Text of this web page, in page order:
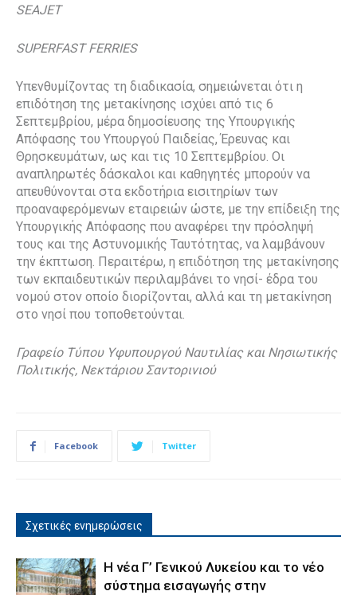
SEAJET
SUPERFAST FERRIES
Υπενθυμίζοντας τη διαδικασία, σημειώνεται ότι η
επιδότηση της μετακίνησης ισχύει από τις 6
Σεπτεμβρίου, μέρα δημοσίευσης της Υπουργικής
Απόφασης του Υπουργού Παιδείας, Έρευνας και
Θρησκευμάτων, ως και τις 10 Σεπτεμβρίου. Οι
αναπληρωτές δάσκαλοι και καθηγητές μπορούν να
απευθύνονται στα εκδοτήρια εισιτηρίων των
προαναφερόμενων εταιρειών ώστε, με την επίδειξη της
Υπουργικής Απόφασης που αναφέρει την πρόσληψή
τους και της Αστυνομικής Ταυτότητας, να λαμβάνουν
την έκπτωση. Περαιτέρω, η επιδότηση της μετακίνησης
των εκπαιδευτικών περιλαμβάνει το νησί- έδρα του
νομού στον οποίο διορίζονται, αλλά και τη μετακίνηση
στο νησί που τοποθετούνται.
Γραφείο Τύπου Υφυπουργού Ναυτιλίας και Νησιωτικής
Πολιτικής, Νεκτάριου Σαντορινιού
Facebook Twitter
Σχετικές ενημερώσεις
Η νέα Γ’ Γενικού Λυκείου και το νέο
σύστημα εισαγωγής στην